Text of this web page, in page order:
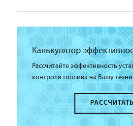
Калькулятор
Рассчитайте эффективность
контроля топлива на Вашу